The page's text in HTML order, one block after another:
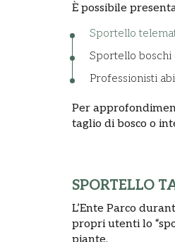
È possibile
Sportello
Sportello boschi
Professionisti
Per
taglio di bosco o
SPORTELLO
L’Ente Parco
propri utenti lo